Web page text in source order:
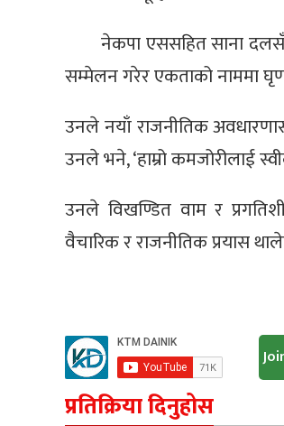
नेकपा एससहित साना
सम्मेलन गरेर एकताको नाममा
उनले नयाँ राजनीतिक
उनले भने, ‘हाम्रो कमजोरीलाई
उनले विखण्डित वाम र
वैचारिक र राजनीतिक प्रयास
प्रतिक्रिया दिनुहोस